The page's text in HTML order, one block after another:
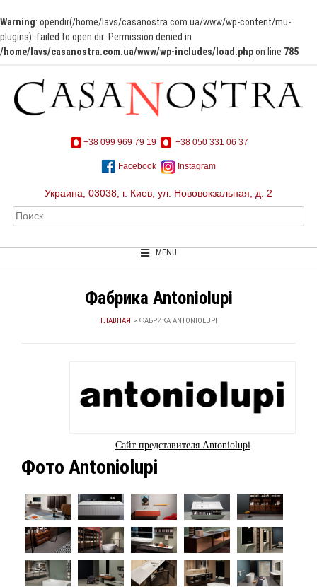
Warning: opendir(/home/lavs/casanostra.com.ua/www/wp-content/mu-
plugins): failed to open dir: Permission denied in
/home/lavs/casanostra.com.ua/www/wp-includes/load.phpon line 785
+38 099 969 79 19 +38 050 331 06 37
Facebook Instagram
Украина, 03038, г. Киев, ул. Нововокзальная, д. 2
MENU
Фабрика Antoniolupi
ГЛАВНАЯ > ФАБРИКА ANTONIOLUPI
Сайт представителя Antoniolupi
Фото Antoniolupi